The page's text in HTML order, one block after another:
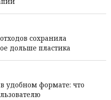
сохранила
дольше пластика
удобном формате: что